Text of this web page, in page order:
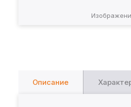
Описание